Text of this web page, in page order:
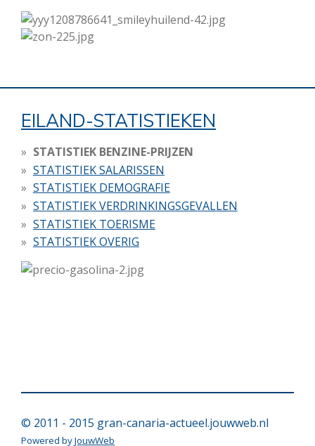
EILAND-STATISTIEKEN
STATISTIEK BENZINE-PRIJZEN
STATISTIEK SALARISSEN
STATISTIEK DEMOGRAFIE
STATISTIEK VERDRINKINGSGEVALLEN
STATISTIEK TOERISME
STATISTIEK OVERIG
© 2011 - 2015 gran-canaria-actueel.jouwweb.nl
Powered byJouwWeb